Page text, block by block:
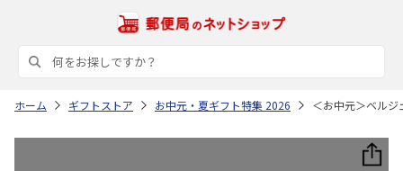
ホーム ギフトストア お中元・夏ギフト特集 2026 ＜お中元＞ベル